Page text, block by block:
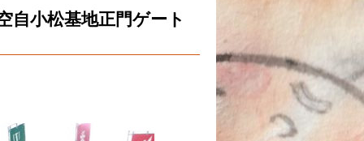
自小松基地正門ゲート